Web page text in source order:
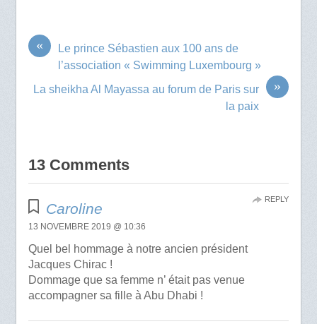
«
Le prince Sébastien aux 100 ans de
l’association « Swimming Luxembourg »
»
La sheikha Al Mayassa au forum de Paris sur
la paix
13 Comments
Caroline
13 NOVEMBRE 2019 @ 10:36
Quel bel hommage à notre ancien président
Jacques Chirac !
Dommage que sa femme n’ était pas venue
accompagner sa fille à Abu Dhabi !
REPLY